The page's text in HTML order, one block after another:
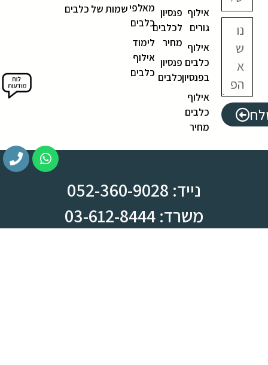
אילוף
גורים
אילוף
כלבים
בפנסיון
אילוף
כלבים
מחיר
פנסיון
לכלבים
מחיר
פנסיון
כלבים
מאלפי
כלבים
לימוד
אילוף
כלבים
שמות של כלבים
נייד: 052-360-9028
משרד: 03-612-8444